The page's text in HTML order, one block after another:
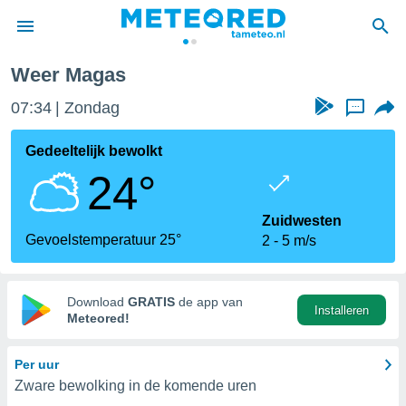
door
verstrekte
hoge
hebt de
voor
op basis
Weer Magas
07:34 Zondag ...
Gedeeltelijk bewolkt
24°
Gevoelstemperatuur 25°
Zuidwesten
2
5 m/s
Download GRATIS de app van
Meteored!
Installeren
Per uur
Zware bewolking in de komende uren